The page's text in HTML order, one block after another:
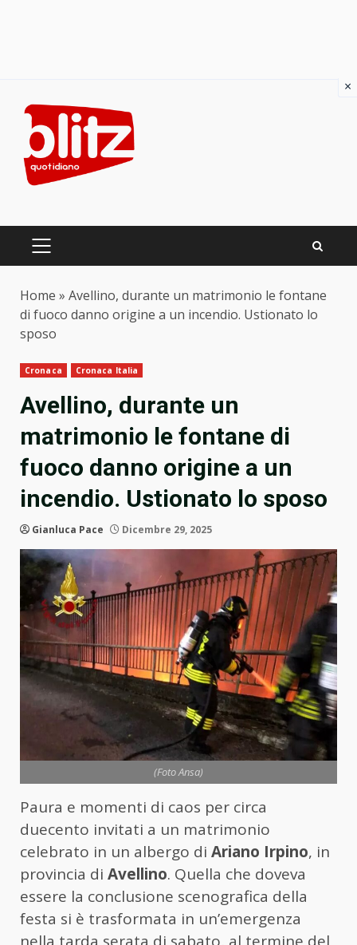
content
PRIMARY
Home » Avellino, durante un matrimonio le fontane
di fuoco danno origine a un incendio. Ustionato lo
sposo
Cronaca Cronaca Italia
Avellino, durante un
matrimonio le fontane di
fuoco danno origine a un
incendio. Ustionato lo sposo
Gianluca Pace Dicembre 29, 2025
(Foto Ansa)
Paura e momenti di caos per circa
duecento invitati a un matrimonio
celebrato in un albergo di Ariano Irpino, in
provincia di Avellino. Quella che doveva
essere la conclusione scenografica della
festa si è trasformata in un’emergenza
×